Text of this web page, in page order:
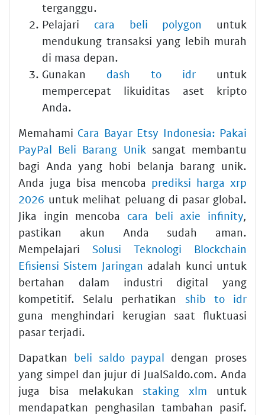
terganggu.
Pelajari cara beli polygon untuk
mendukung transaksi yang lebih murah
di masa depan.
Gunakan dash to idr untuk
mempercepat likuiditas aset kripto
Anda.
Memahami Cara Bayar Etsy Indonesia: Pakai
PayPal Beli Barang Uniksangat membantu
bagi Anda yang hobi belanja barang unik.
Anda juga bisa mencoba prediksi harga xrp
2026 untuk melihat peluang di pasar global.
Jika ingin mencoba cara beli axie infinity,
pastikan akun Anda sudah aman.
Mempelajari Solusi Teknologi Blockchain
Efisiensi Sistem Jaringan adalah kunci untuk
bertahan dalam industri digital yang
kompetitif. Selalu perhatikan shib to idr
guna menghindari kerugian saat fluktuasi
pasar terjadi.
Dapatkan beli saldo paypal dengan proses
yang simpel dan jujur di JualSaldo.com. Anda
juga bisa melakukanstaking xlm untuk
mendapatkan penghasilan tambahan pasif.